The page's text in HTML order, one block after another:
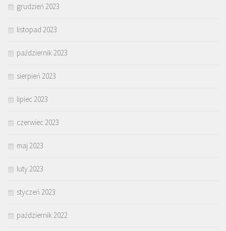
grudzień 2023
listopad 2023
październik 2023
sierpień 2023
lipiec 2023
czerwiec 2023
maj 2023
luty 2023
styczeń 2023
październik 2022